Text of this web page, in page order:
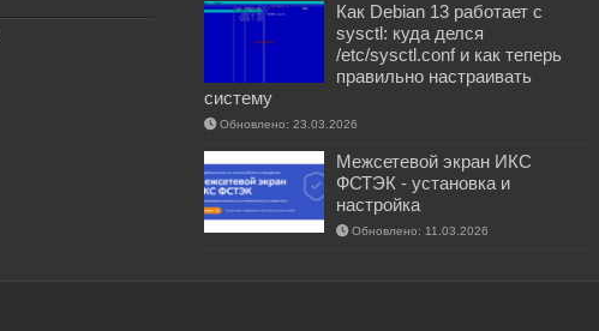
Как Debian 13 работает с
sysctl: куда делся
/etc/sysctl.conf и как теперь
правильно настраивать
систему
Обновлено: 23.03.2026
Межсетевой экран ИКС
ФСТЭК - установка и
настройка
Обновлено: 11.03.2026